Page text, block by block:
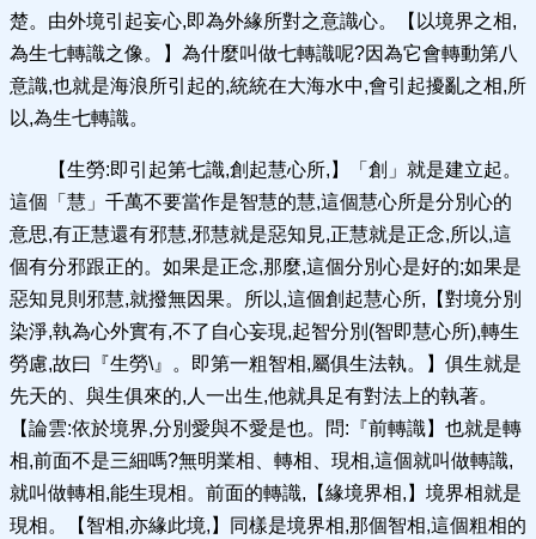
楚。由外境引起妄心,即為外緣所對之意識心。【以境界之相,
為生七轉識之像。】為什麼叫做七轉識呢?因為它會轉動第八
意識,也就是海浪所引起的,統統在大海水中,會引起擾亂之相,所
以,為生七轉識。
【生勞:即引起第七識,創起慧心所,】「創」就是建立起。
這個「慧」千萬不要當作是智慧的慧,這個慧心所是分別心的
意思,有正慧還有邪慧,邪慧就是惡知見,正慧就是正念,所以,這
個有分邪跟正的。如果是正念,那麼,這個分別心是好的;如果是
惡知見則邪慧,就撥無因果。所以,這個創起慧心所,【對境分別
染淨,執為心外實有,不了自心妄現,起智分別(智即慧心所),轉生
勞慮,故曰『生勞\』。即第一粗智相,屬俱生法執。】俱生就是
先天的、與生俱來的,人一出生,他就具足有對法上的執著。
【論雲:依於境界,分別愛與不愛是也。問:『前轉識】也就是轉
相,前面不是三細嗎?無明業相、轉相、現相,這個就叫做轉識,
就叫做轉相,能生現相。前面的轉識,【緣境界相,】境界相就是
現相。【智相,亦緣此境,】同樣是境界相,那個智相,這個粗相的